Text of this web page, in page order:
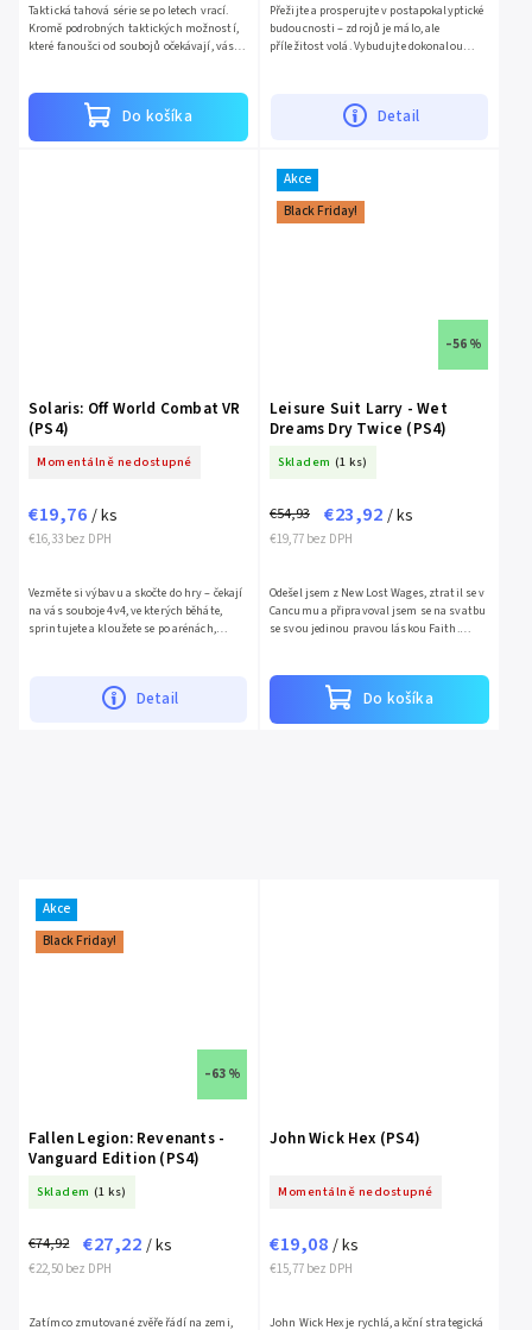
Do košíka
Taktická tahová série se po letech vrací.
Kromě podrobných taktických možností,
které fanoušci od soubojů očekávají, vás
Detail
Přežijte a prosperujte v postapokalyptické
budoucnosti – zdrojů je málo, ale
příležitost volá. Vybudujte dokonalou
Solaris: Off World Combat VR
(PS4)
Momentálně nedostupné
€16,33 bez DPH
€19,76 / ks
Detail
Vezměte si výbavu a skočte do hry – čekají
na vás souboje 4v4, ve kterých běháte,
sprintujete a kloužete se po arénách,
Akce
Black Friday!
–56 %
Leisure Suit Larry - Wet
Dreams Dry Twice (PS4)
Skladem (1 ks)
€19,77 bez DPH
€54,93 €23,92 / ks
Do košíka
Odešel jsem z New Lost Wages, ztratil se v
Cancumu a připravoval jsem se na svatbu
se svou jedinou pravou láskou Faith.
Akce
Black Friday!
–63 %
Fallen Legion: Revenants -
Vanguard Edition (PS4)
Skladem (1 ks)
€22,50 bez DPH
€74,92 €27,22 / ks
Zatímco zmutované zvěře řádí na zemi,
John Wick Hex (PS4)
Momentálně nedostupné
€15,77 bez DPH
€19,08 / ks
John Wick Hex je rychlá, akční strategická